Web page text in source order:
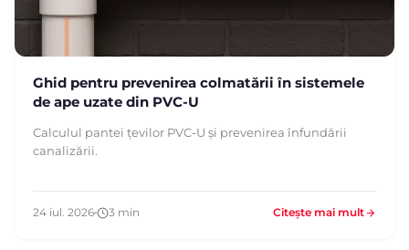
Ghid pentru prevenirea colmatării în sistemele
de ape uzate din PVC-U
Calculul pantei țevilor PVC-U și prevenirea înfundării
canalizării.
24 iul. 2026 3 min Citește mai mult